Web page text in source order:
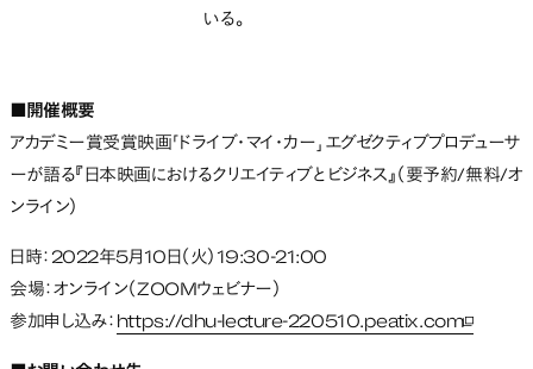
いる。
■開催概要
アカデミー賞受賞映画「ドライブ・マイ・カー」 エグゼクティブプロデューサ
ーが語る『日本映画におけるクリエイティブとビジネス』（要予約/無料/オ
ンライン）
日時：2022年5月10日（火）19:30-21:00
会場：オンライン（ZOOMウェビナー）
参加申し込み： https://dhu-lecture-220510.peatix.com新しいタ